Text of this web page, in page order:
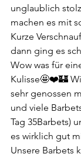
unglaublich
machen es mit
Kurze
dann ging es
Wow was für
Kulisse🤩❤️🏰
sehr genossen
und viele
Tag 35Barbets)
es wirklich gut
Unsere Barbets